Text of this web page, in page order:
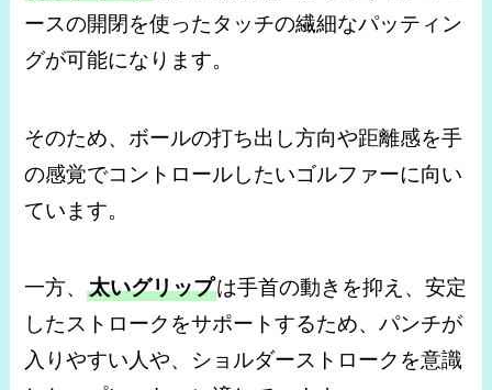
ースの開閉を使ったタッチの繊細なパッティン
グが可能になります。
そのため、ボールの打ち出し方向や距離感を手
の感覚でコントロールしたいゴルファーに向い
ています。
一方、太いグリップは手首の動きを抑え、安定
したストロークをサポートするため、パンチが
入りやすい人や、ショルダーストロークを意識